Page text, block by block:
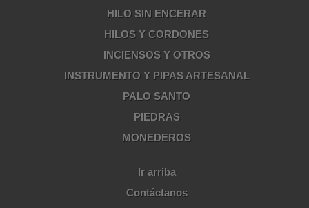
HILO SIN ENCERAR
HILOS Y CORDONES
INCIENSOS Y OTROS
INSTRUMENTO Y PIPAS ARTESANAL
PALO SANTO
PIEDRAS
MONEDEROS
Ir arriba
Contáctanos